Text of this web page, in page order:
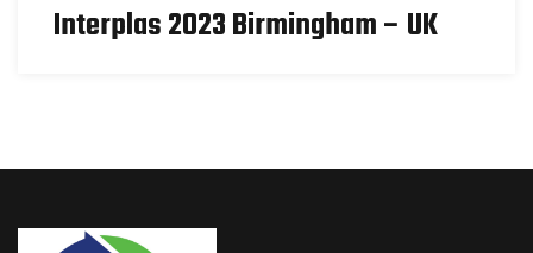
Interplas 2023 Birmingham – UK